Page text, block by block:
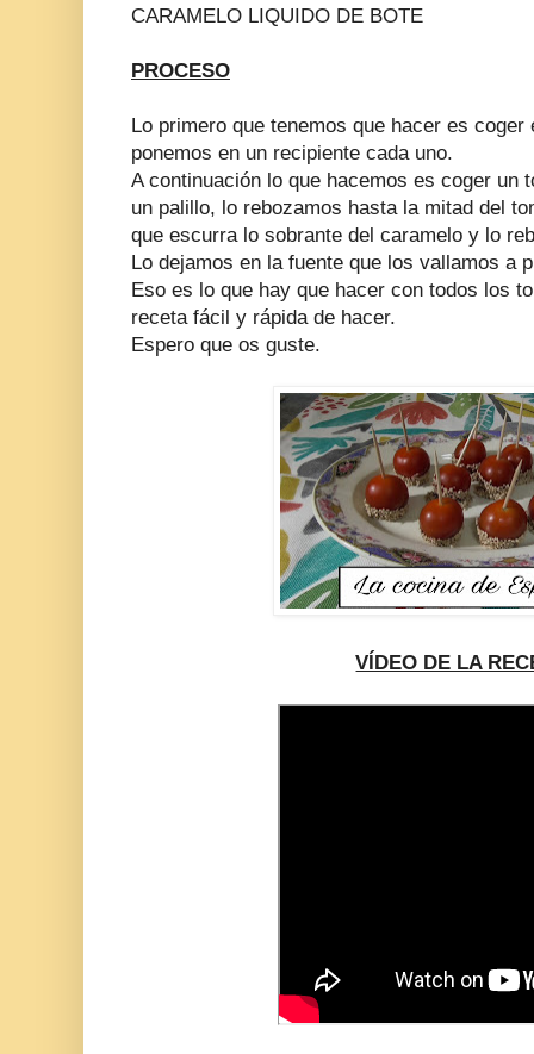
CARAMELO LIQUIDO DE BOTE
PROCESO
Lo primero que tenemos que hacer es
ponemos en un recipiente cada uno.
A continuación lo que hacemos es coger un
un palillo, lo rebozamos hasta la mitad del
que escurra lo sobrante del caramelo y lo
Lo dejamos en la fuente que los vallamos a
Eso es lo que hay que hacer con todos los
receta fácil y rápida de hacer.
Espero que os guste.
VÍDEO DE LA